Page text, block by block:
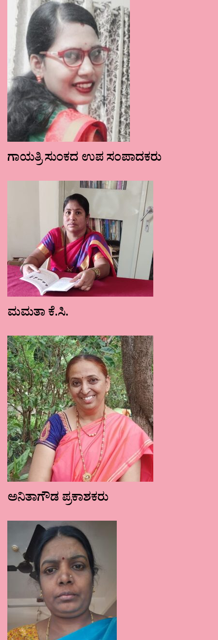
ಗಾಯತ್ರಿ ಸುಂಕದ ಉಪ ಸಂಪಾದಕರು
ಮಮತಾ ಕೆ.ಸಿ.
ಅನಿತಾಗೌಡ ಪ್ರಕಾಶಕರು